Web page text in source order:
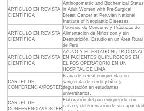
ARTÍCULO EN REVISTA
CIENTÍFICA
Anthropometric and Biochemical Status
in Adult Women with Pre-Surgical
Breast Cancer at Peruvian National
Institute of Neoplastic Diseases
ARTÍCULO EN REVISTA
CIENTÍFICA
Patrones de Consumo y Prácticas de
Alimentación de Niños con y sin
Desnutrición, Estudio en un Área Rural
de Perú
ARTÍCULO EN REVISTA
CIENTÍFICA
AYUNO Y EL ESTADO NUTRICIONAL
EN PACIENTES QUIRÚRGICOS EN
EL POS OPERATORIO EN UN
HOSPITAL DE LIMA
CARTEL DE
CONFERENCIA/POSTER
B arra de cereal enriquecida con
sangrecita de cerdo y bíter y
degustación en estudiantes
universitarios.
CARTEL DE
CONFERENCIA/POSTER
Elaboración del pan enriquecido con
cacao y determinación de su capacidad